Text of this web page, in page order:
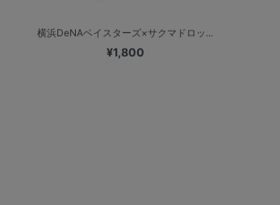
横浜DeNAベイスターズ×サクマドロッ...
¥1,800